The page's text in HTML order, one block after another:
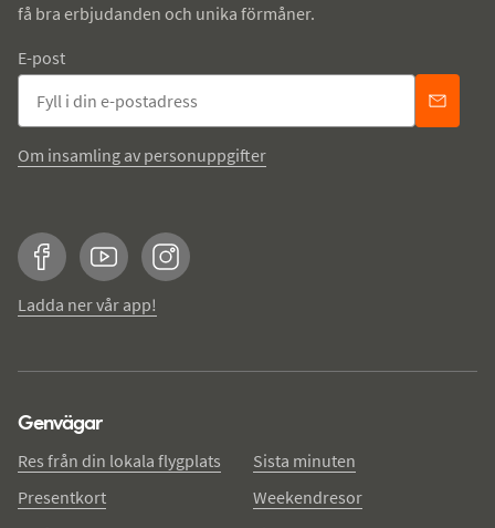
få bra erbjudanden och unika förmåner.
E-post
Om insamling av personuppgifter
FacebookYouTubeInstagram
Ladda ner vår app!
Genvägar
Res från din lokala flygplats
Presentkort
Sista minuten
Weekendresor